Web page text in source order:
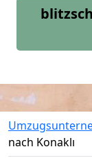
nach Konaklı